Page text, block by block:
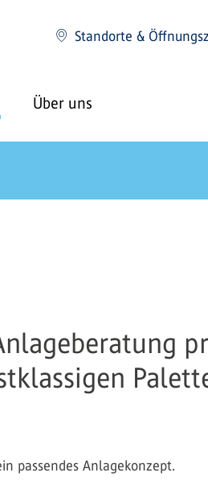
Standorte &
Über uns
passendes Anlagekonzept.